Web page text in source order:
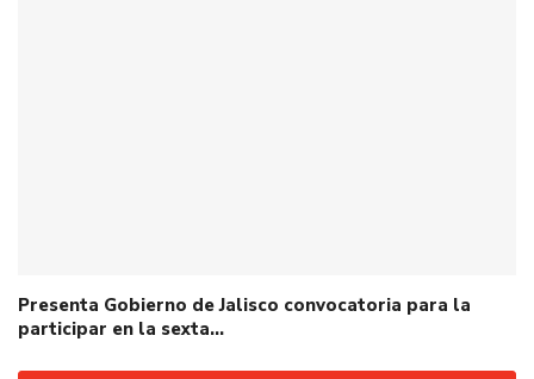
Presenta Gobierno de Jalisco convocatoria para la
participar en la sexta…